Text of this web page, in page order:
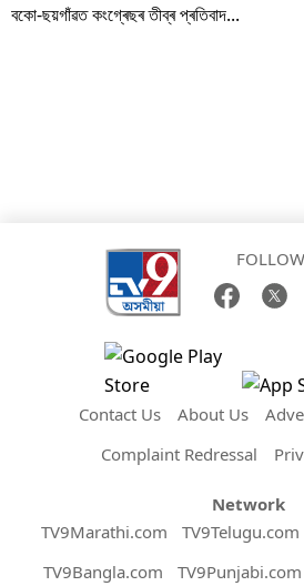
বকো-ছয়গাঁৱত কংগ্ৰেছৰ তীব্ৰ প্ৰতিবাদ...
Contact Us About Us
Complaint Redressal
Network
TV9Marathi.com
TV9Telugu.com
TV9Bangla.com
TV9Punjabi.com